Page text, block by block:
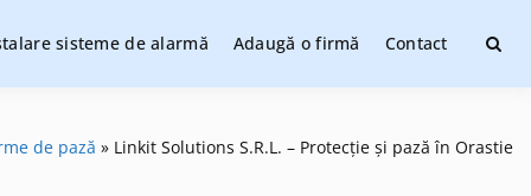
sisteme de alarmă Adaugă o firmă Contact
de pază Linkit Solutions S.R.L. – Protecție și pază în Orastie